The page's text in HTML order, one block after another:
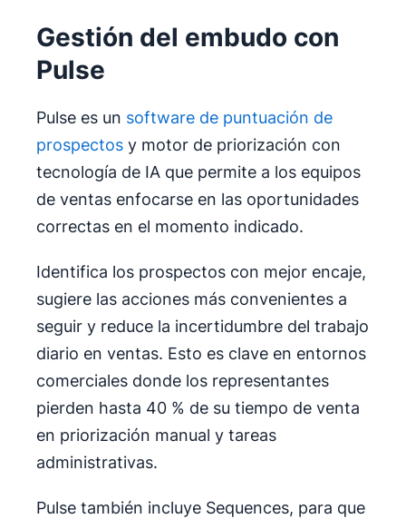
Gestión del embudo con
Pulse
Pulse es un software de puntuación de
prospectos y motor de priorización con
tecnología de IA que permite a los equipos
de ventas enfocarse en las oportunidades
correctas en el momento indicado.
Identifica los prospectos con mejor encaje,
sugiere las acciones más convenientes a
seguir y reduce la incertidumbre del trabajo
diario en ventas. Esto es clave en entornos
comerciales donde los representantes
pierden hasta 40 % de su tiempo de venta
en priorización manual y tareas
administrativas.
Pulse también incluye Sequences, para que